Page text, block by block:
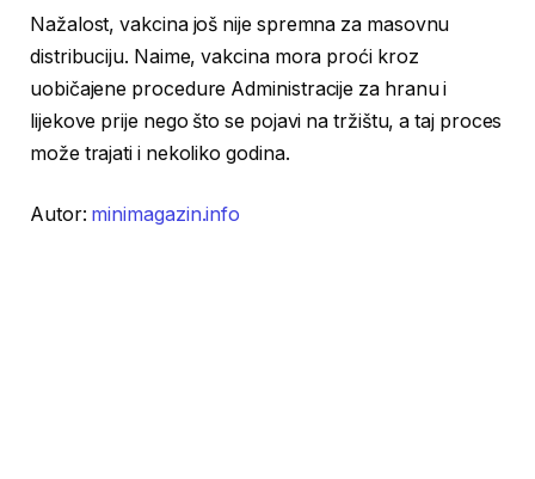
Nažalost, vakcina još nije spremna za masovnu
distribuciju. Naime, vakcina mora proći kroz
uobičajene procedure Administracije za hranu i
lijekove prije nego što se pojavi na tržištu, a taj proces
može trajati i nekoliko godina.
Autor: minimagazin.info